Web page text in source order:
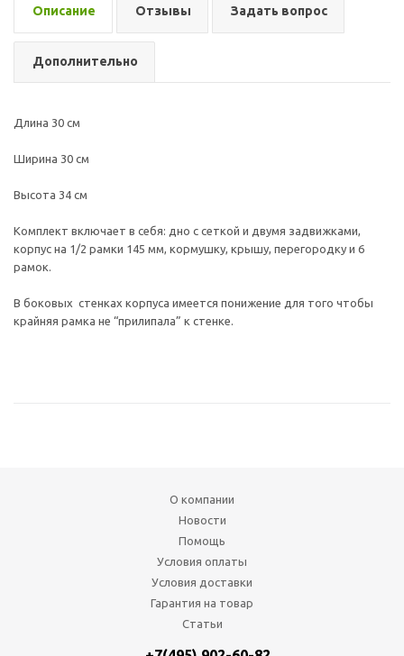
Описание Отзывы Задать вопрос
Дополнительно
Длина 30 см
Ширина 30 см
Высота 34 см
Комплект включает в себя: дно с сеткой и двумя задвижками,
корпус на 1/2 рамки 145 мм, кормушку, крышу, перегородку и 6
рамок.
В боковых стенках корпуса имеется понижение для того чтобы
крайняя рамка не “прилипала” к стенке.
О компании
Новости
Помощь
Условия оплаты
Условия доставки
Гарантия на товар
Статьи